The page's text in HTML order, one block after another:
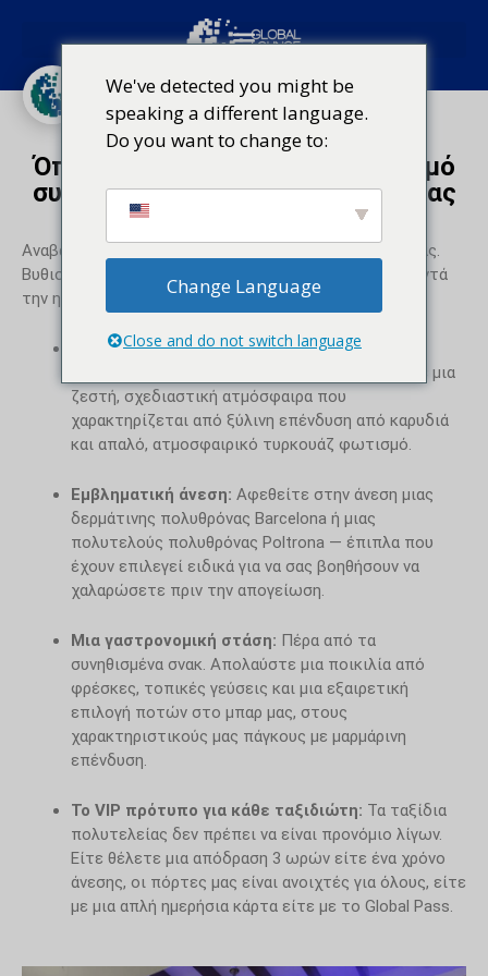
Αρχική σελίδα Το σαλόνι
Όπου το εκλεπτυσμένο σχεδιασμό
συναντά την πύλη αναχώρησής σας
Αναβαθμίστε τις προσδοκίες σας, όχι το εισιτήριό σας.
Βυθιστείτε σε έναν χώρο όπου η αρχιτεκτονική συναντά
την ηρεμία.
Επιμελημένη γαλήνη:Αντικαταστήστε τα
φωσφορίζοντα φωτιστικά των τερματικών με μια
ζεστή, σχεδιαστική ατμόσφαιρα που
χαρακτηρίζεται από ξύλινη επένδυση από καρυδιά
και απαλό, ατμοσφαιρικό τυρκουάζ φωτισμό.
Εμβληματική άνεση: Αφεθείτε στην άνεση μιας
δερμάτινης πολυθρόνας Barcelona ή μιας
πολυτελούς πολυθρόνας Poltrona — έπιπλα που
έχουν επιλεγεί ειδικά για να σας βοηθήσουν να
χαλαρώσετε πριν την απογείωση.
Μια γαστρονομική στάση: Πέρα από τα
συνηθισμένα σνακ. Απολαύστε μια ποικιλία από
φρέσκες, τοπικές γεύσεις και μια εξαιρετική
επιλογή ποτών στο μπαρ μας, στους
χαρακτηριστικούς μας πάγκους με μαρμάρινη
επένδυση.
Το VIP πρότυπο για κάθε ταξιδιώτη: Τα ταξίδια
πολυτελείας δεν πρέπει να είναι προνόμιο λίγων.
Είτε θέλετε μια απόδραση 3 ωρών είτε ένα χρόνο
άνεσης, οι πόρτες μας είναι ανοιχτές για όλους, είτε
με μια απλή ημερήσια κάρτα είτε με το Global Pass.
We've detected you might be
speaking a different language.
Do you want to change to:
Change Language
Close and do not switch language